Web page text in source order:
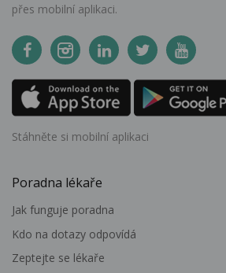
přes mobilní aplikaci.
Stáhněte si mobilní aplikaci
Poradna lékaře
Jak funguje poradna
Kdo na dotazy odpovídá
Zeptejte se lékaře